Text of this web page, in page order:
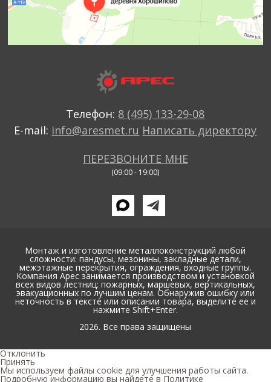
Телефон: 8 (495) 133-29-08
E-mail: info@aresmet.ru Написать директору
ПЕРЕЗВОНИТЕ МНЕ
(09:00 - 19:00)
Монтаж и изготовление металлоконструкций любой
сложности: пандусы, мезонины, закладные детали,
межэтажные перекрытия, ограждения, входные группы.
Компания Арес занимается производством и установкой
всех видов лестниц: пожарных, маршевых, вертикальных,
эвакуационных по лучшим ценам. Обнаружив ошибку или
неточность в тексте или описании товара, выделите ее и
нажмите Shift+Enter.
2026. Все права защищены
Отклонить
Принять
Мы используем файлы cookie для улучшения работы сайта.
Подробную информацию вы найдете в Политике